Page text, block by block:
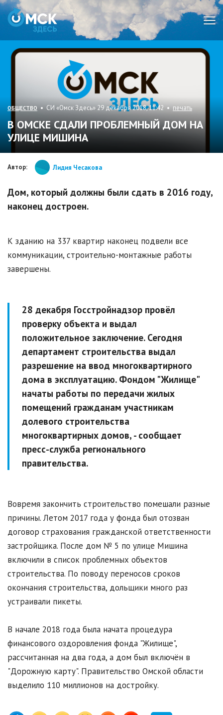
ОБЩЕСТВО • СИ «Омск Здесь» 29 декабря 2018, 11:42 • печать
В ОМСКЕ СДАЛИ ПРОБЛЕМНЫЙ ДОМ НА
УЛИЦЕ МИШИНА
Автор: Лидия Чесакова
Дом, который должны были сдать в 2016 году,
наконец достроен.
К зданию на 337 квартир наконец подвели все
коммуникации, строительно-монтажные работы
завершены.
28 декабря Госстройнадзор провёл
проверку объекта и выдал
положительное заключение. Сегодня
департамент строительства выдал
разрешение на ввод многоквартирного
дома в эксплуатацию. Фондом "Жилище"
начаты работы по передачи жилых
помещений гражданам участникам
долевого строительства
многоквартирных домов, - сообщает
пресс-служба регионального
правительства.
Вовремя закончить строительство помешали разные
причины. Летом 2017 года у фонда был отозван
договор страхования гражданской ответственности
застройщика. После дом № 5 по улице Мишина
включили в список проблемных объектов
строительства. По поводу переносов сроков
окончания строительства, дольщики много раз
устраивали пикеты.
В начале 2018 года была начата процедура
финансового оздоровления фонда "Жилище",
рассчитанная на два года, а дом был включён в
"Дорожную карту". Правительство Омской области
выделило 110 миллионов на достройку.